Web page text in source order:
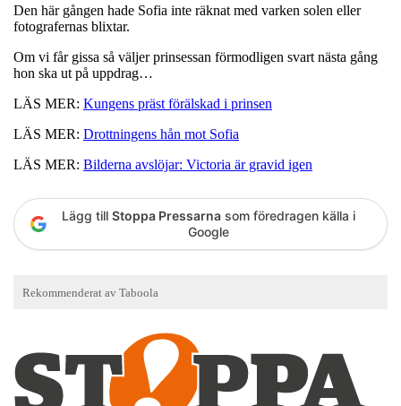
Den här gången hade Sofia inte räknat med varken solen eller
fotografernas blixtar.
Om vi får gissa så väljer prinsessan förmodligen svart nästa gång
hon ska ut på uppdrag…
LÄS MER: Kungens präst förälskad i prinsen
LÄS MER: Drottningens hån mot Sofia
LÄS MER: Bilderna avslöjar: Victoria är gravid igen
Lägg till Stoppa Pressarna som föredragen källa i
Google